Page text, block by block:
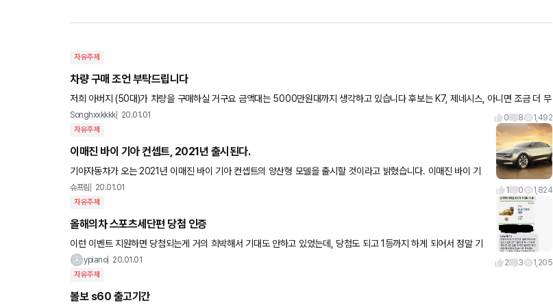
자유주제
차량 구매 조언 부탁드립니다
저희 아버지 (50대)가 차량을 구매하실 거구요 금액대는 5000만원대까지 생각하고 있습니다 후보는 K7, 제네시스, 아니면 조금 더 무
리하셔서 독일 3사 6000만원대 세단까지도 생각하는 중입니다
Songhxxkkkk 20.01.01 0 8 1,492
자유주제
이매진 바이 기아 컨셉트, 2021년 출시된다.
기아자동차가 오는 2021년 이매진 바이 기아 컨셉트의 양산형 모델을 출시할 것이라고 밝혔습니다. 이매진 바이 기
아 컨셉트는 2019년에 공개된 컨셉트카로 도심형 일렉트릭 크로스오버를 표방하며 공개
슈프림 20.01.01 1 0 1,824
자유주제
올해의차 스포츠세단편 당첨 인증
이런 이벤트 지원하면 당첨되는게 거의 희박해서 기대도 안하고 있었는데, 당첨도 되고 1등까지 하게 되어서 정말 기
쁩니다! 연말 한해동안 고생한 것에 대한 선물을 받은 느낌이네요^^ 겟차에서 내년도에
ypiano 20.01.01 2 3 1,205
자유주제
볼보 s60 출고기간